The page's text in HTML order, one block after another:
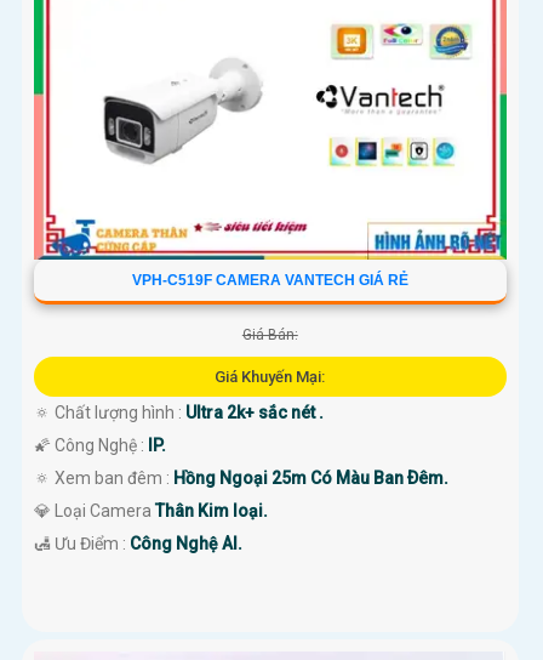
VPH-C519F CAMERA VANTECH GIÁ RẺ
Giá Bán:
Giá Khuyến Mại:
🔅 Chất lượng hình : Ultra 2k+ sắc nét .
🌠 Công Nghệ :
IP.
🔅 Xem ban đêm : Hồng Ngoại 25m Có Màu Ban Ðêm.
💎 Loại CameraThân Kim loại.
️🛃 Ưu Điểm : Công Nghệ AI.